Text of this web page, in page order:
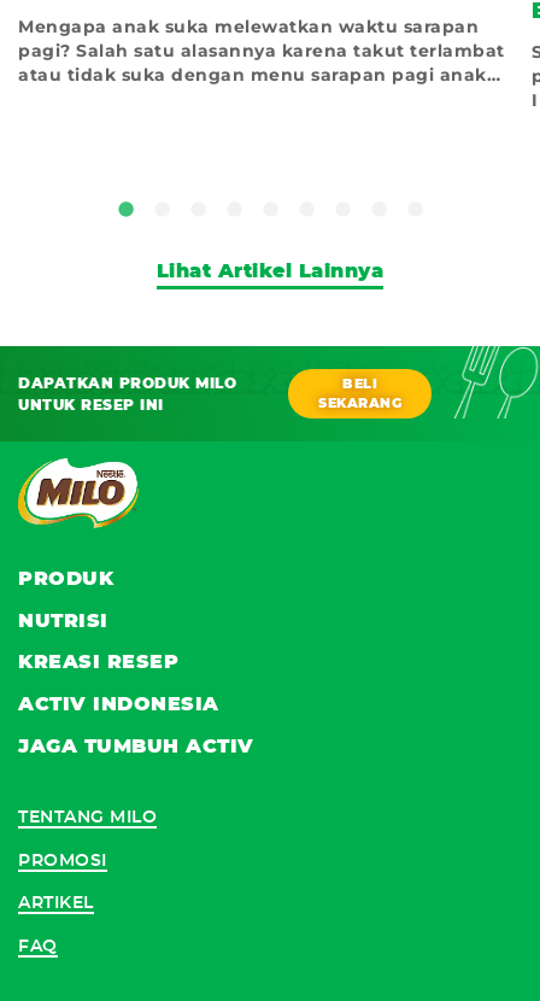
Mengapa anak suka melewatkan waktu sarapan
pagi? Salah satu alasannya karena takut terlambat
atau tidak suka dengan menu sarapan pagi anak
Lihat Artikel Lainnya
DAPATKAN PRODUK MILO
UNTUK RESEP INI
BELI
SEKARANG
PRODUK
NUTRISI
KREASI RESEP
ACTIV INDONESIA
JAGA TUMBUH ACTIV
TENTANG MILO
PROMOSI
ARTIKEL
FAQ